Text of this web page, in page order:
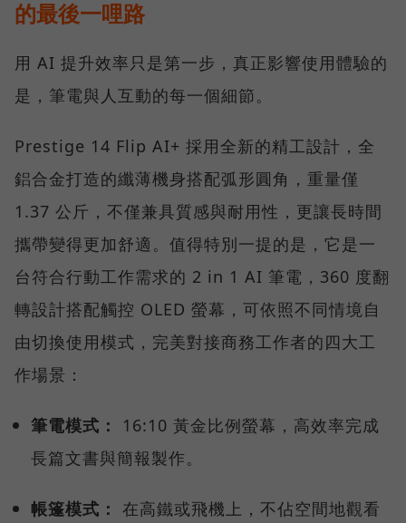
的最後一哩路
用 AI 提升效率只是第一步，真正影響使用體驗的
是，筆電與人互動的每一個細節。
Prestige 14 Flip AI+ 採用全新的精工設計，全
鋁合金打造的纖薄機身搭配弧形圓角，重量僅
1.37 公斤，不僅兼具質感與耐用性，更讓長時間
攜帶變得更加舒適。值得特別一提的是，它是一
台符合行動工作需求的 2 in 1 AI 筆電，360 度翻
轉設計搭配觸控 OLED 螢幕，可依照不同情境自
由切換使用模式，完美對接商務工作者的四大工
作場景：
筆電模式：
16:10 黃金比例螢幕，高效率完成
長篇文書與簡報製作。
帳篷模式： 在高鐵或飛機上，不佔空間地觀看